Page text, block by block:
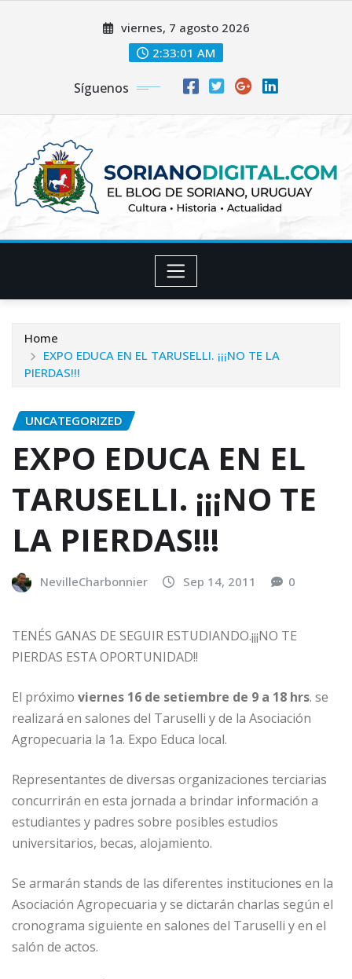
viernes, 7 agosto 2026
2:33:03 AM
Síguenos
Home
EXPO EDUCA EN EL TARUSELLI. ¡¡¡NO TE LA
PIERDAS!!!
UNCATEGORIZED
EXPO EDUCA EN EL
TARUSELLI. ¡¡¡NO TE
LA PIERDAS!!!
NevilleCharbonnier Sep 14, 2011 0
TENÉS GANAS DE SEGUIR ESTUDIANDO.¡¡¡NO TE
PIERDAS ESTA OPORTUNIDAD!!
El próximo viernes 16 de setiembre de 9 a 18 hrs. se
realizará en salones del Taruselli y de la Asociación
Agropecuaria la 1a. Expo Educa local.
Representantes de diversas organizaciones terciarias
concurrirán en esta jornada a brindar información a
estudiantes y padres sobre posibles estudios
universitarios, becas, alojamiento.
Se armarán stands de las diferentes instituciones en la
Asociación Agropecuaria y se dictarán charlas según el
cronograma siguiente en salones del Taruselli y en el
salón de actos.